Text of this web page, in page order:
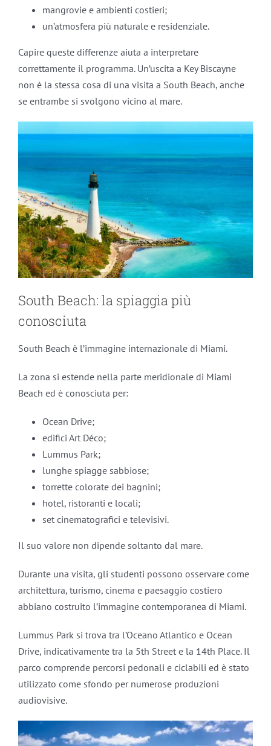
mangrovie e ambienti costieri;
un’atmosfera più naturale e residenziale.
Capire queste differenze aiuta a interpretare
correttamente il programma. Un’uscita a Key Biscayne
non è la stessa cosa di una visita a South Beach, anche
se entrambe si svolgono vicino al mare.
South Beach: la spiaggia più
conosciuta
South Beach è l’immagine internazionale di Miami.
La zona si estende nella parte meridionale di Miami
Beach ed è conosciuta per:
Ocean Drive;
edifici Art Déco;
Lummus Park;
lunghe spiagge sabbiose;
torrette colorate dei bagnini;
hotel, ristoranti e locali;
set cinematografici e televisivi.
Il suo valore non dipende soltanto dal mare.
Durante una visita, gli studenti possono osservare come
architettura, turismo, cinema e paesaggio costiero
abbiano costruito l’immagine contemporanea di Miami.
Lummus Park si trova tra l’Oceano Atlantico e Ocean
Drive, indicativamente tra la 5th Street e la 14th Place. Il
parco comprende percorsi pedonali e ciclabili ed è stato
utilizzato come sfondo per numerose produzioni
audiovisive.